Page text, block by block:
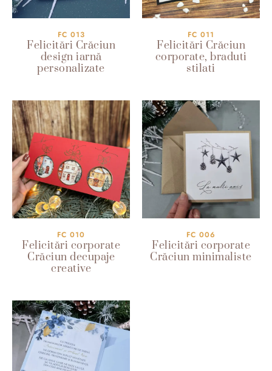
FC 013
Felicitări Crăciun
design iarnă
personalizate
FC 011
Felicitări Crăciun
corporate, braduti
stilati
FC 010
Felicitări corporate
Crăciun decupaje
creative
FC 006
Felicitări corporate
Crăciun minimaliste